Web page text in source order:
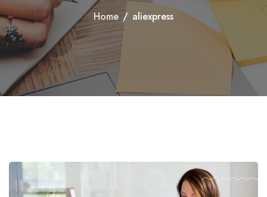
Home / aliexpress